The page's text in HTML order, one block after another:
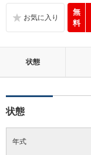
無
料
状態
状態
年式